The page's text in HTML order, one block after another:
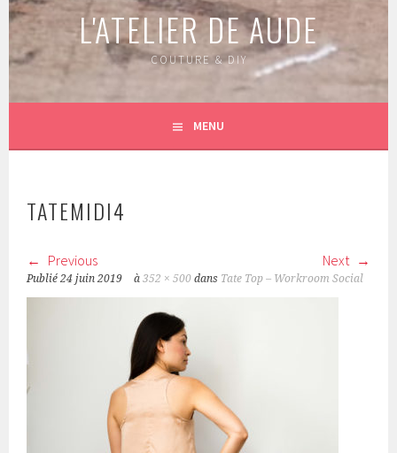
L'ATELIER DE AUDE
COUTURE & DIY
MENU
TATEMIDI4
Previous Next
Publié24 juin 2019 à352 × 500 dans Tate Top – Workroom Social